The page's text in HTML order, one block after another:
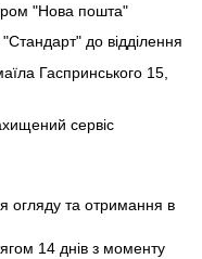
"Нова пошта"
до відділення
Гаспринського 15,
сервіс
огляду та отримання в
14 днів з моменту